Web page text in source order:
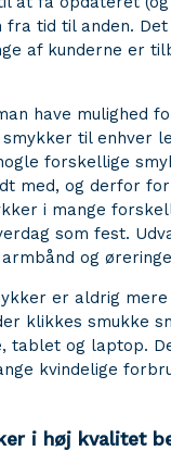
fra tid til anden.
af kunderne er
have mulighed
til enhver
forskellige
med, og derfor
i mange
som fest.
og
er aldrig
klikkes smukke
tablet og laptop.
kvindelige
i høj kvalitet